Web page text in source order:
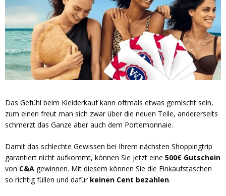
Das Gefühl beim Kleiderkauf kann oftmals etwas gemischt sein,
zum einen freut man sich zwar über die neuen Teile, andererseits
schmerzt das Ganze aber auch dem Portemonnaie.
Damit das schlechte Gewissen bei Ihrem nächsten Shoppingtrip
garantiert nicht aufkommt, können Sie jetzt eine 500€ Gutschein
von C&A gewinnen. Mit diesem können Sie die Einkaufstaschen
so richtig füllen und dafür keinen Cent bezahlen.